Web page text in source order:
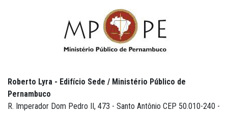
Roberto Lyra - Edifício Sede / Ministério Público de
Pernambuco
R. Imperador Dom Pedro II, 473 - Santo Antônio CEP 50.010-240 -